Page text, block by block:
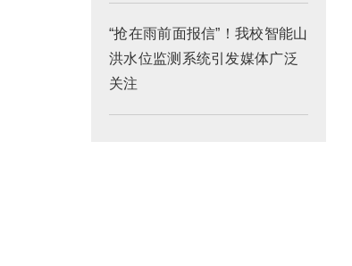
“抢在雨前面报信”！我校智能山
洪水位监测系统引发媒体广泛
关注